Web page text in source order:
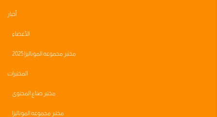
أخبار
الأعضاء
مختبر مجموعه الموناليزا 2025
المختبرات
مختبر صناع المحتوى
مختبر مجموعه الموناليزا